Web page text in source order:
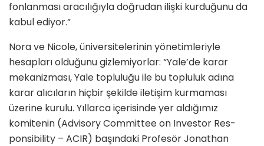
fonlanması ara­cılığıyla doğrudan ilişki kurduğunu da
kabul ediyor.”
Nora ve Nicole, üniversitelerinin yö­netimleriyle
hesapları olduğunu gizle­miyorlar: “Yale’de karar
mekanizması, Yale topluluğu ile bu topluluk adına
karar alıcıların hiçbir şekilde iletişim kurmaması
üzerine kurulu. Yıllarca içerisinde yer aldığımız
komitenin (Advisory Committee on Investor Res­
ponsibility – ACIR) başındaki Profesör Jonathan